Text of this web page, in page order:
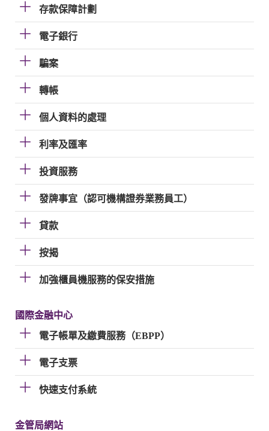
存款保障計劃
電子銀行
騙案
轉帳
個人資料的處理
利率及匯率
投資服務
發牌事宜（認可機構證券業務員工）
貸款
按揭
加強櫃員機服務的保安措施
國際金融中心
電子帳單及繳費服務（EBPP）
電子支票
快速支付系統
金管局網站